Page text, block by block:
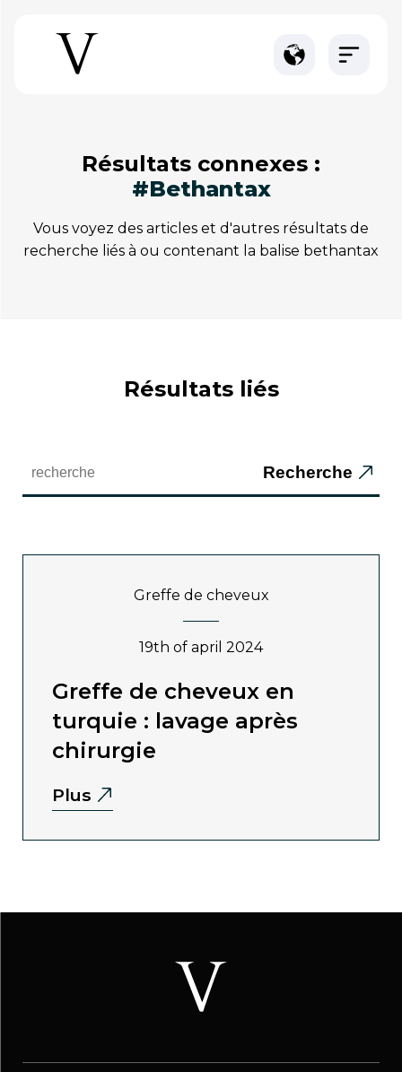
résultats connexes :
#bethantax
vous voyez des articles et d'autres résultats de
recherche liés à ou contenant la balise bethantax
résultats liés
Recherche
greffe de cheveux
19th of april 2024
greffe de cheveux en
turquie : lavage après
chirurgie
Plus